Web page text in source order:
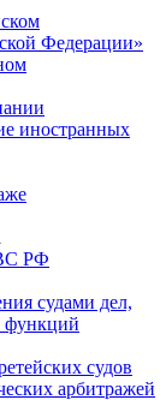
Федерации»
иностранных
РФ
судами дел,
функций
судов
арбитражей